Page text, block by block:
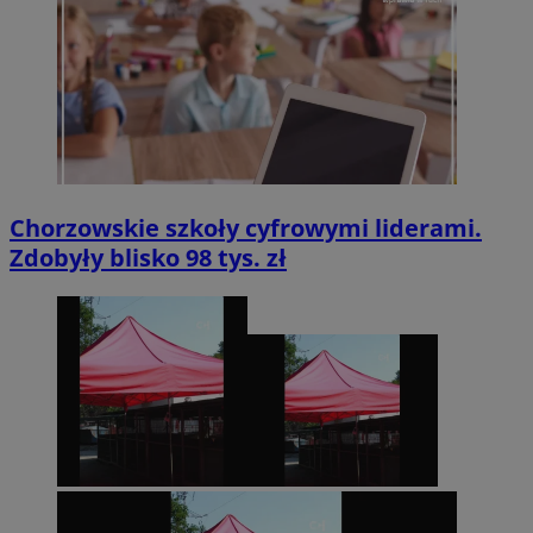
Chorzowskie szkoły cyfrowymi liderami.
Zdobyły blisko 98 tys. zł